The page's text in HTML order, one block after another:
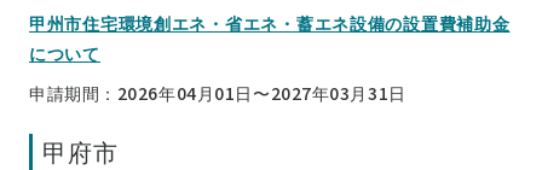
甲州市住宅環境創エネ・省エネ・蓄エネ設備の設置費補助金
について
申請期間：2026年04月01日〜2027年03月31日
甲府市